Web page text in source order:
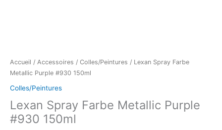
Accueil / Accessoires / Colles/Peintures / Lexan Spray Farbe
Metallic Purple #930 150ml
Colles/Peintures
Lexan Spray Farbe Metallic Purple
#930 150ml